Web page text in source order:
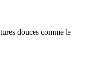
douces comme le